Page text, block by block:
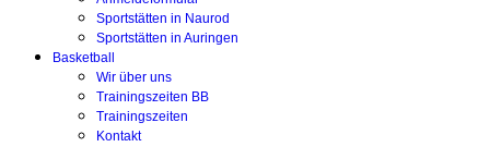
Sportstätten in Naurod
Sportstätten in Auringen
Basketball
Wir über uns
Trainingszeiten BB
Trainingszeiten
Kontakt